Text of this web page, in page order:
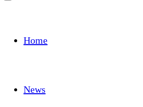
Home
News